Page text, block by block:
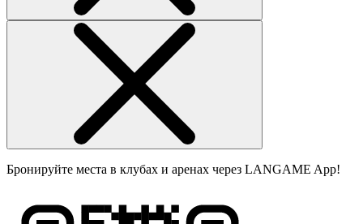
Бронируйте места в клубах и аренах через LANGAME App!